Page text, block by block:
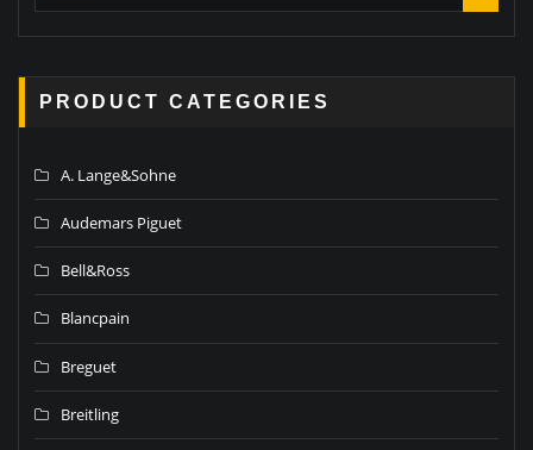
PRODUCT CATEGORIES
A. Lange&Sohne
Audemars Piguet
Bell&Ross
Blancpain
Breguet
Breitling